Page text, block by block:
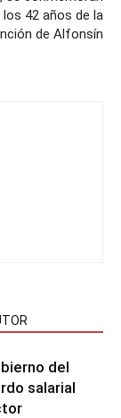
los 42 años de la
de Alfonsín
del
salarial